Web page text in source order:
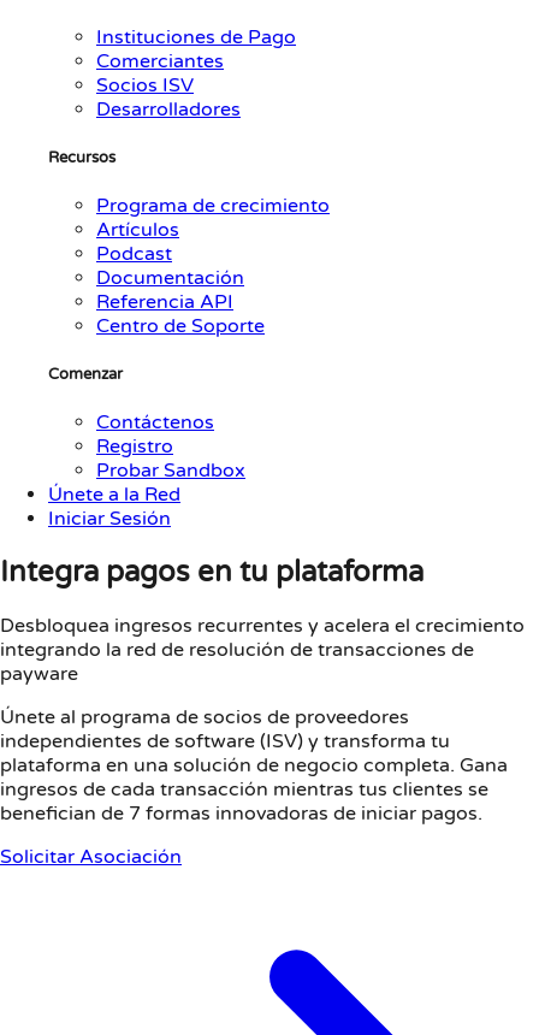
Instituciones de Pago
Comerciantes
Socios ISV
Desarrolladores
Recursos
Programa de crecimiento
Artículos
Podcast
Documentación
Referencia API
Centro de Soporte
Comenzar
Contáctenos
Registro
Probar Sandbox
Únete a la Red
Iniciar Sesión
Integra pagos en tu plataforma
Desbloquea ingresos recurrentes y acelera el crecimiento
integrando la red de resolución de transacciones de
payware
Únete al programa de socios de proveedores
independientes de software (ISV) y transforma tu
plataforma en una solución de negocio completa. Gana
ingresos de cada transacción mientras tus clientes se
benefician de 7 formas innovadoras de iniciar pagos.
Solicitar Asociación